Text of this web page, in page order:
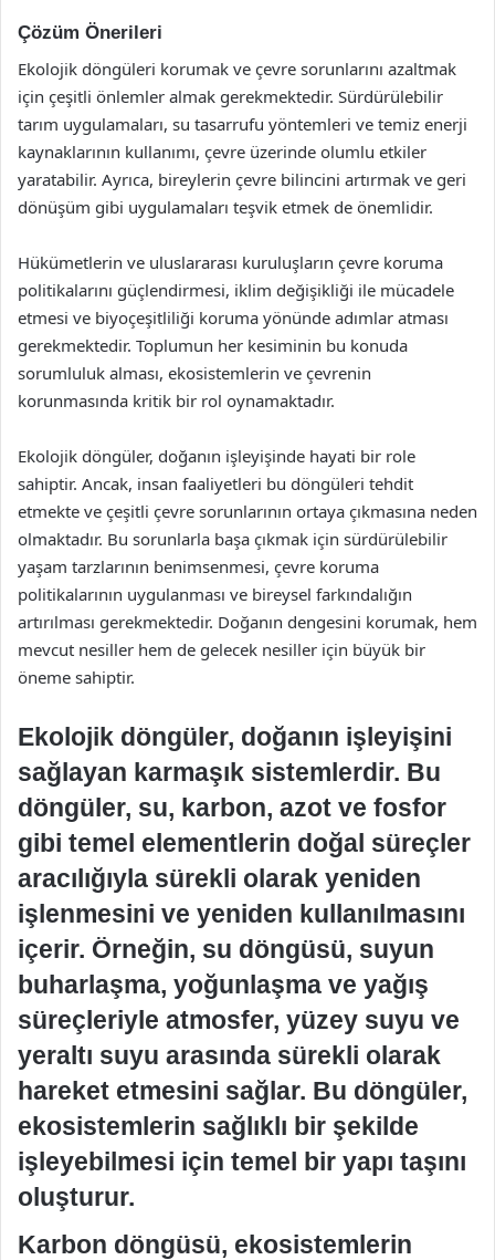
Çözüm Önerileri
Ekolojik döngüleri korumak ve çevre sorunlarını azaltmak
için çeşitli önlemler almak gerekmektedir. Sürdürülebilir
tarım uygulamaları, su tasarrufu yöntemleri ve temiz enerji
kaynaklarının kullanımı, çevre üzerinde olumlu etkiler
yaratabilir. Ayrıca, bireylerin çevre bilincini artırmak ve geri
dönüşüm gibi uygulamaları teşvik etmek de önemlidir.
Hükümetlerin ve uluslararası kuruluşların çevre koruma
politikalarını güçlendirmesi, iklim değişikliği ile mücadele
etmesi ve biyoçeşitliliği koruma yönünde adımlar atması
gerekmektedir. Toplumun her kesiminin bu konuda
sorumluluk alması, ekosistemlerin ve çevrenin
korunmasında kritik bir rol oynamaktadır.
Ekolojik döngüler, doğanın işleyişinde hayati bir role
sahiptir. Ancak, insan faaliyetleri bu döngüleri tehdit
etmekte ve çeşitli çevre sorunlarının ortaya çıkmasına neden
olmaktadır. Bu sorunlarla başa çıkmak için sürdürülebilir
yaşam tarzlarının benimsenmesi, çevre koruma
politikalarının uygulanması ve bireysel farkındalığın
artırılması gerekmektedir. Doğanın dengesini korumak, hem
mevcut nesiller hem de gelecek nesiller için büyük bir
öneme sahiptir.
Ekolojik döngüler, doğanın işleyişini
sağlayan karmaşık sistemlerdir. Bu
döngüler, su, karbon, azot ve fosfor
gibi temel elementlerin doğal süreçler
aracılığıyla sürekli olarak yeniden
işlenmesini ve yeniden kullanılmasını
içerir. Örneğin, su döngüsü, suyun
buharlaşma, yoğunlaşma ve yağış
süreçleriyle atmosfer, yüzey suyu ve
yeraltı suyu arasında sürekli olarak
hareket etmesini sağlar. Bu döngüler,
ekosistemlerin sağlıklı bir şekilde
işleyebilmesi için temel bir yapı taşını
oluşturur.
Karbon döngüsü, ekosistemlerin